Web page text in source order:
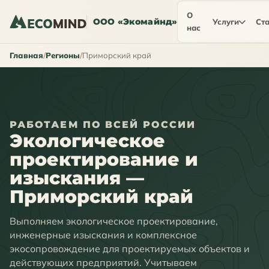
ООО «Экомайнд»
О
нас
Услуги
Главная Регионы Приморский край
РАБОТАЕМ ПО ВСЕЙ РОССИИ
Экологическое
проектирование и
изыскания —
Приморский край
Выполняем экологическое проектирование,
инженерные изыскания и комплексное
экосопровождение для проектируемых объектов и
действующих предприятий. Учитываем